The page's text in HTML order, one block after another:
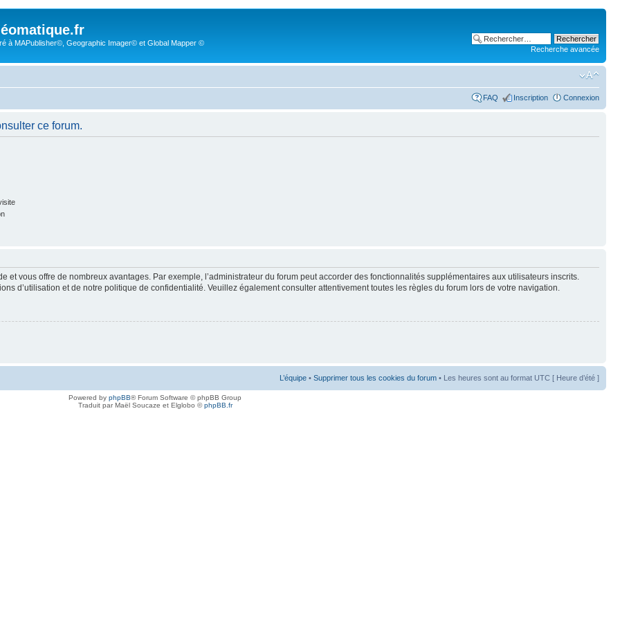
à MAPublisher©, Geographic Imager© et Global Mapper ©
Recherche avancée
FAQ Inscription Connexion
ce forum.
et vous offre de nombreux avantages. Par exemple, l’administrateur du forum peut accorder des fonctionnalités supplémentaires aux utilisateurs inscrits.
d’utilisation et de notre politique de confidentialité. Veuillez également consulter attentivement toutes les règles du forum lors de votre navigation.
L’équipe • Supprimer tous les cookies du forum • Les heures sont au format UTC [ Heure d’été ]
Powered by phpBB® Forum Software © phpBB Group
Traduit par Maël Soucaze et Elglobo ©phpBB.fr